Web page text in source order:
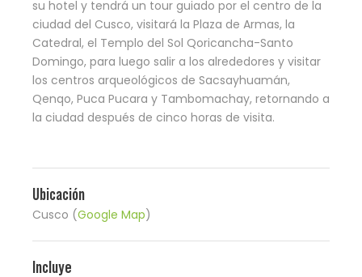
su hotel y tendrá un tour guiado por el centro de la
ciudad del Cusco, visitará la Plaza de Armas, la
Catedral, el Templo del Sol Qoricancha-Santo
Domingo, para luego salir a los alrededores y visitar
los centros arqueológicos de Sacsayhuamán,
Qenqo, Puca Pucara y Tambomachay, retornando a
la ciudad después de cinco horas de visita.
Ubicación
Cusco (Google Map)
Incluye